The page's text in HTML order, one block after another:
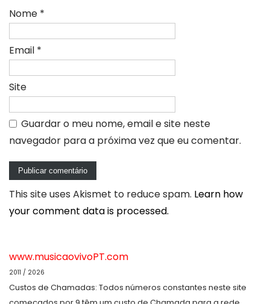
Nome *
Email *
Site
Guardar o meu nome, email e site neste
navegador para a próxima vez que eu comentar.
This site uses Akismet to reduce spam. Learn how
your comment data is processed.
www.musicaovivoPT.com
2011 / 2026
Custos de Chamadas: Todos números constantes neste site